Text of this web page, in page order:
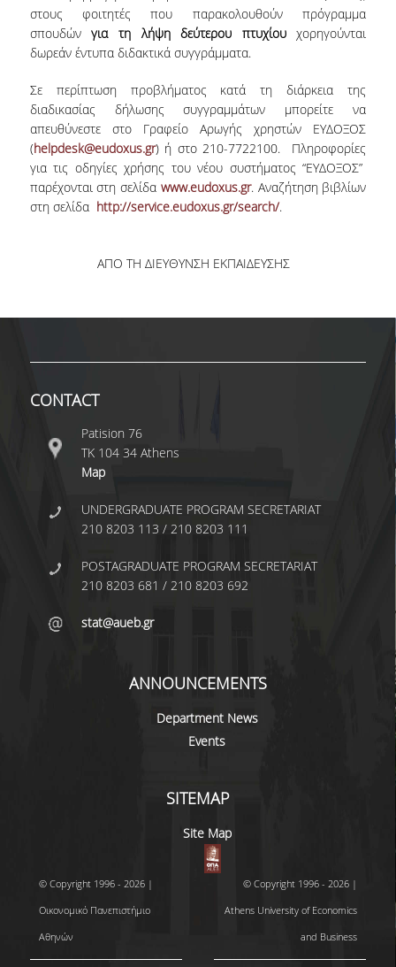
EMERITUS
HONORARY MEMBERS
FACULTY OFFICE HOURS
UNDERGRADUATE STUDIES
STUDIES GUIDE 2025-26
COURSES OFFERED BY OTHER DEPARTMENTS
MODULE COURSES
COURSES OUTLINE
BACHELOR DISSERTATION
PRACTICAL TRAINING
ACADEMIC ADVISORS
TEXTBOOKS 2025-26
DEPARTMENT'S STRATEGY
MAXIMUM DURATION OF STUDIES
INFORMATION ABOUT THE MSC IN
στους φοιτητές που παρακολουθούν πρόγραμμα
σπουδώνγια τη λήψη δεύτερου πτυχίουχορηγούνται
δωρεάν έντυπα διδακτικά συγγράμματα.
Σε περίπτωση προβλήματος κατά τη διάρκεια της
διαδικασίας δήλωσης συγγραμμάτων μπορείτε να
απευθύνεστε στο Γραφείο Αρωγής χρηστών ΕΥΔΟΞΟΣ
(helpdesk@eudoxus.gr) ή στο 210-7722100. Πληροφορίες
για τις οδηγίες χρήσης του νέου συστήματος “ΕΥΔΟΞΟΣ”
παρέχονται στη σελίδα www.eudoxus.gr. Αναζήτηση βιβλίων
στη σελίδα http://service.eudoxus.gr/search/.
ΑΠΟ ΤΗ ΔΙΕΥΘΥΝΣΗ ΕΚΠΑΙΔΕΥΣΗΣ
CONTACT
Patision 76
ΤΚ 104 34 Athens
Map
UNDERGRADUATE PROGRAM SECRETARIAT
210 8203 113 / 210 8203 111
POSTAGRADUATE PROGRAM SECRETARIAT
210 8203 681 / 210 8203 692
stat@aueb.gr
ANNOUNCEMENTS
Department News
Events
SITEMAP
Site Map
© Copyright 1996 - 2026 |
Οικονομικό Πανεπιστήμιο
Αθηνών
© Copyright 1996 - 2026 |
Athens University of Economics
and Business